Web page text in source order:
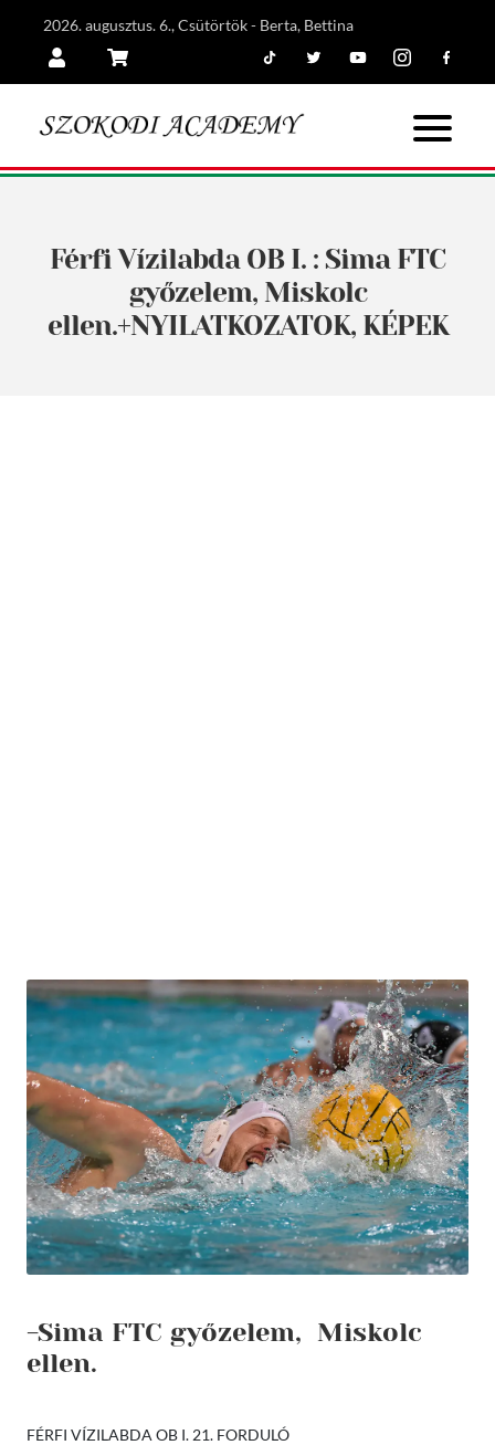
2026. augusztus. 6., Csütörtök - Berta, Bettina
Férfi Vízilabda OB I. : Sima FTC
győzelem, Miskolc
ellen.+NYILATKOZATOK, KÉPEK
-Sima FTC győzelem, Miskolc
ellen.
FÉRFI VÍZILABDA OB I. 21. FORDULÓ